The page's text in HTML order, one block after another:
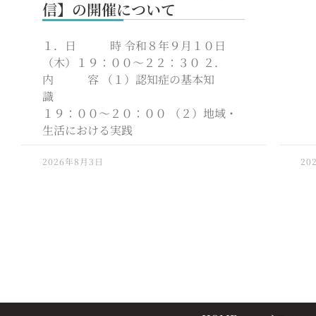
信】の開催について
１．日 時 令和８年９月１０日
（木）１９：００～２２：３０ ２．
内 容 （１）認知症の基本知
識
１９：００～２０：００ （２）地域・
生活における実践
2026年8月3日